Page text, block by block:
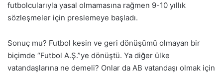
futbolcularıyla yasal olmamasına rağmen 9-10 yıllık
sözleşmeler için preslemeye başladı.
Sonuç mu? Futbol kesin ve geri dönüşümü olmayan bir
biçimde “Futbol A.Ş.”ye dönüştü. Ya diğer ülke
vatandaşlarına ne demeli? Onlar da AB vatandaşı olmak için